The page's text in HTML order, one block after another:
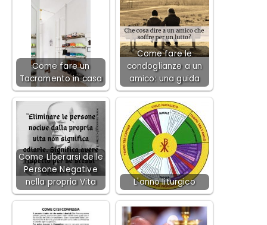
Come fare un
Tacramento in casa
Come fare le
condoglianze a un
amico: una guida
Come Liberarsi delle
Persone Negative
nella propria Vita
L'anno liturgico